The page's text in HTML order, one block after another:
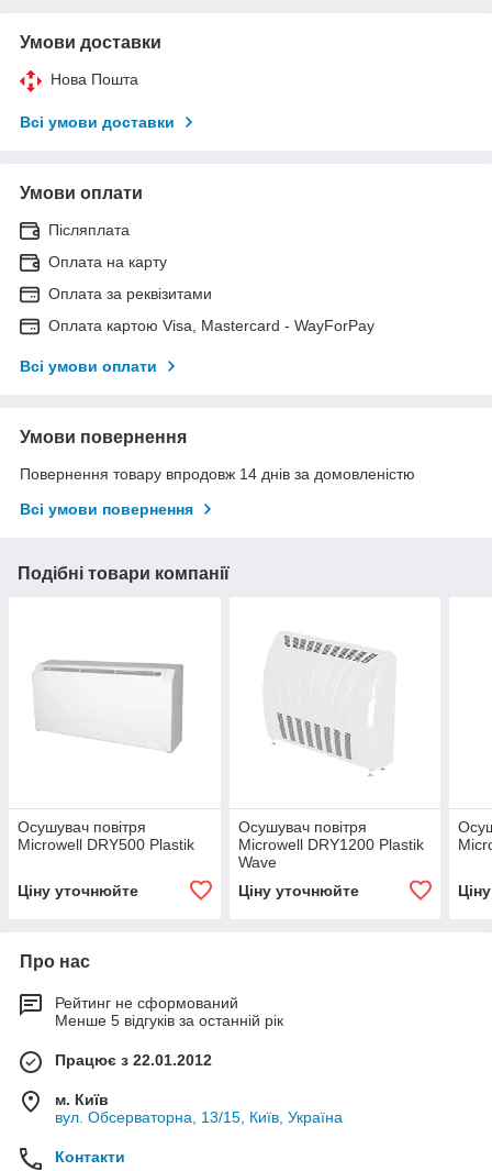
Умови доставки
Нова Пошта
Всі умови доставки
Умови оплати
Післяплата
Оплата на карту
Оплата за реквізитами
Оплата картою Visa, Mastercard - WayForPay
Всі умови оплати
Умови повернення
Повернення товару впродовж 14 днів за домовленістю
Всі умови повернення
Подібні товари компанії
Осушувач повітря
Microwell DRY500 Plastik
Ціну уточнюйте
Осушувач повітря
Microwell DRY1200 Plastik
Wave
Ціну уточнюйте
Про нас
Рейтинг не сформований
Менше 5 відгуків за останній рік
Працює з 22.01.2012
м. Київ
вул. Обсерваторна, 13/15, Київ, Україна
Контакти